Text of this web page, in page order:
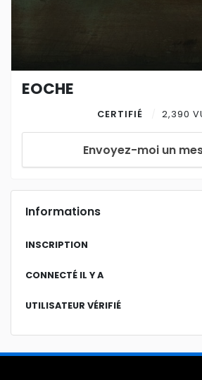
EOCHE
CERTIFIÉ 2,390
Envoyez-moi un
Informations
INSCRIPTION
CONNECTÉ IL Y A
UTILISATEUR VÉRIFIÉ